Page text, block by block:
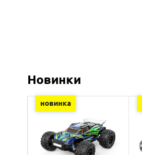
Новинки
новинка